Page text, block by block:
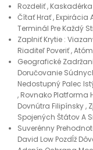
Rozdeliť ,
Čítať Hrať , Expirácia
Terminál Pre Každý
Zaplniť Krytie :
Riaditeľ Poveriť ,
Geografické
Doručovanie
Nedostupný Palec
, Rovnako Platforma
Dovnútra Filipínsky ,
Spojených Štátov A
Suverénny
David Low Pozdĺž